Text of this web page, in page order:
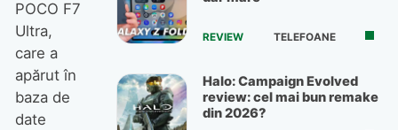
POCO F7
Ultra,
care a
apărut în
baza de
date
REVIEW TELEFOANE
Halo: Campaign Evolved
review: cel mai bun remake
din 2026?